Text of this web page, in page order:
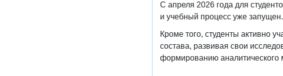
С апреля 2026 года для
и учебный процесс уже запущен.
Кроме того, студенты активно
состава, развивая свои
формированию аналитического